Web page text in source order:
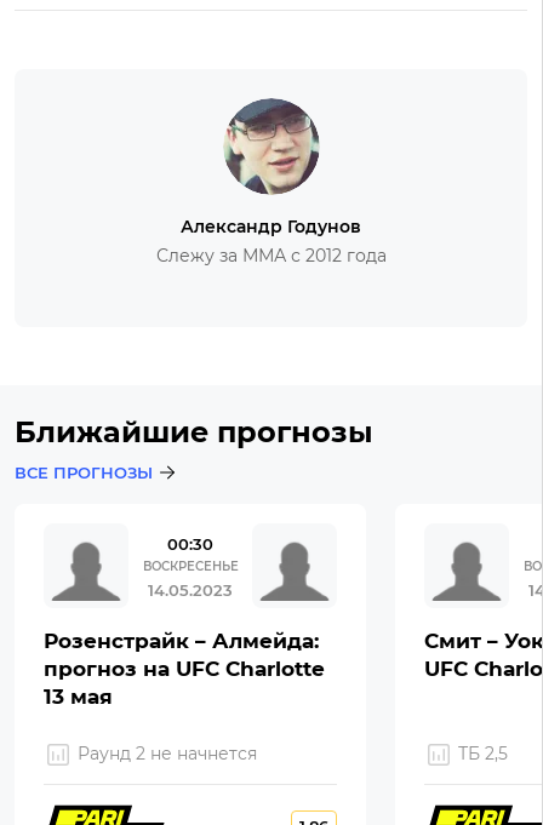
Александр Годунов
Слежу за ММА с 2012 года
Ближайшие прогнозы
ВСЕ ПРОГНОЗЫ
00:30
ВОСКРЕСЕНЬЕ
14.05.2023
Розенстрайк – Алмейда:
прогноз на UFC Charlotte
13 мая
Раунд 2 не начнется
Смит –
UFC
ТБ 2,5